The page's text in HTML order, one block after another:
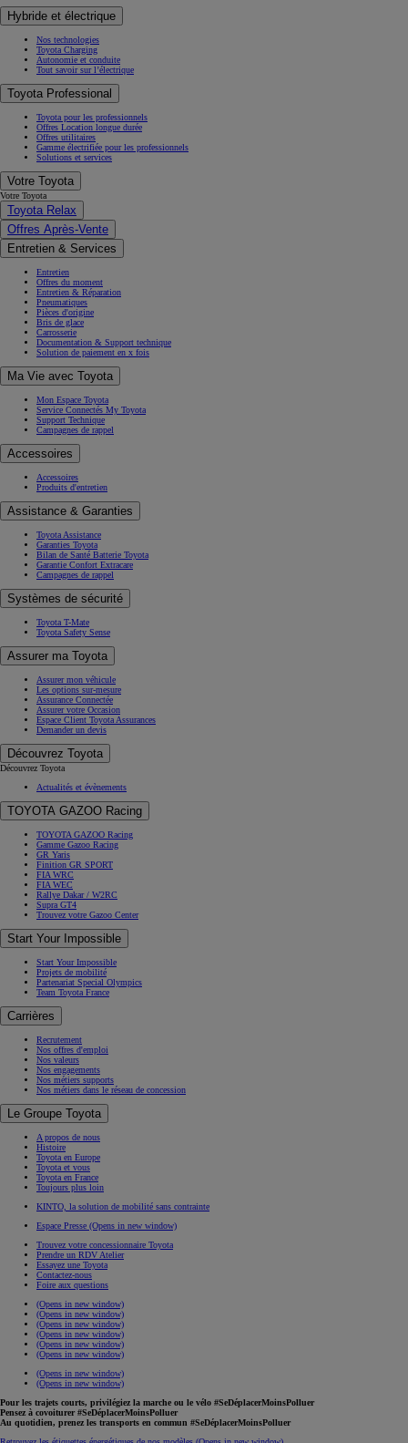
Hybride et électrique
Nos technologies
Toyota Charging
Autonomie et conduite
Tout savoir sur l’électrique
Toyota Professional
Toyota pour les professionnels
Offres Location longue durée
Offres utilitaires
Gamme électrifiée pour les professionnels
Solutions et services
Votre Toyota
Votre Toyota
Toyota Relax
Offres Après-Vente
Entretien & Services
Entretien
Offres du moment
Entretien & Réparation
Pneumatiques
Pièces d'origine
Bris de glace
Carrosserie
Documentation & Support technique
Solution de paiement en x fois
Ma Vie avec Toyota
Mon Espace Toyota
Service Connectés My Toyota
Support Technique
Campagnes de rappel
Accessoires
Accessoires
Produits d'entretien
Assistance & Garanties
Toyota Assistance
Garanties Toyota
Bilan de Santé Batterie Toyota
Garantie Confort Extracare
Campagnes de rappel
Systèmes de sécurité
Toyota T-Mate
Toyota Safety Sense
Assurer ma Toyota
Assurer mon véhicule
Les options sur-mesure
Assurance Connectée
Assurer votre Occasion
Espace Client Toyota Assurances
Demander un devis
Découvrez Toyota
Découvrez Toyota
Actualités et évènements
TOYOTA GAZOO Racing
TOYOTA GAZOO Racing
Gamme Gazoo Racing
GR Yaris
Finition GR SPORT
FIA WRC
FIA WEC
Rallye Dakar / W2RC
Supra GT4
Trouvez votre Gazoo Center
Start Your Impossible
Start Your Impossible
Projets de mobilité
Partenariat Special Olympics
Team Toyota France
Carrières
Recrutement
Nos offres d'emploi
Nos valeurs
Nos engagements
Nos métiers supports
Nos métiers dans le réseau de concession
Le Groupe Toyota
A propos de nous
Histoire
Toyota en Europe
Toyota et vous
Toyota en France
Toujours plus loin
KINTO, la solution de mobilité sans contrainte
Espace Presse (Opens in new window)
Trouvez votre concessionnaire Toyota
Prendre un RDV Atelier
Essayez une Toyota
Contactez-nous
Foire aux questions
(Opens in new window)
(Opens in new window)
(Opens in new window)
(Opens in new window)
(Opens in new window)
(Opens in new window)
(Opens in new window)
(Opens in new window)
Pour les trajets courts, privilégiez la marche ou le vélo #SeDéplacerMoinsPolluer
Pensez à covoiturer #SeDéplacerMoinsPolluer
Au quotidien, prenez les transports en commun #SeDéplacerMoinsPolluer